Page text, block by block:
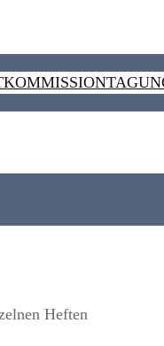
KOMMISSION
Heften